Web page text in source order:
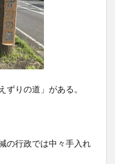
ずりの道」がある。
の行政では中々手入れ